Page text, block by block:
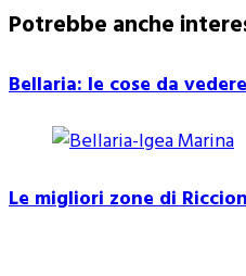
Potrebbe anche
Bellaria: le cose da vedere
Le migliori zone di